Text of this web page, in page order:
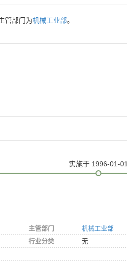
管部门为机械工业部。
实施于 1996-01-01
主管部门
机械工业部
行业分类
无